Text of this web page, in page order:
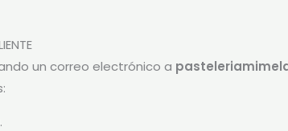
un correo electrónico a